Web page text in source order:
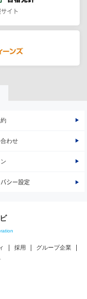
イト
わせ
シー設定
採用
グループ企業